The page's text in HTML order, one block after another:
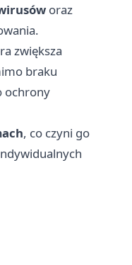
oraz
zwiększa
braku
ochrony
, co czyni go